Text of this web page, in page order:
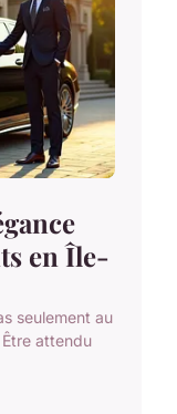
en Île-
seulement au
attendu